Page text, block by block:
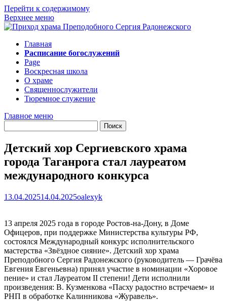
Перейти к содержимому
Верхнее меню
Главная
Расписание богослужений
Page
Воскресная школа
О храме
Священнослужители
Тюремное служение
Главное меню
Детский хор Сергиевского храма
города Таганрога стал лауреатом
международного конкурса
13.04.202514.04.2025oalexyk
13 апреля 2025 года в городе Ростов-на-Дону, в Доме
Офицеров, при поддержке Министерства культуры РФ,
состоялся Международный конкурс исполнительского
мастерства «Звёздное сияние». Детский хор храма
Преподобного Сергия Радонежского (руководитель — Грачëва
Евгения Евгеньевна) принял участие в номинации «Хоровое
пение» и стал Лауреатом II степени! Дети исполнили
произведения: В. Кузменкова «Пасху радостно встречаем» и
РНП в обработке Калинникова «Журавель».